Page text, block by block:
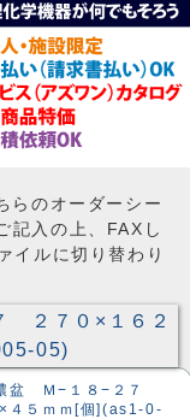
らのオーダーシー
記入の上、FAXし
イルに切り替わり
盆 Ｍ−１８−２７
４５ｍｍ[個](as1-0-